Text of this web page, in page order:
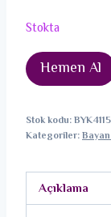
Stokta
Hemen Al
Stok kodu:BYK4115
Kategoriler:
Açıklama